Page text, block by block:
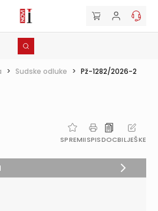
> Sudske odluke > Pž-1282/2026-2
SPREMIISPISDOCBILJEŠKE